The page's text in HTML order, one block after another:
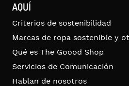
AQUÍ
Criterios de sostenibilidad
Marcas de ropa sostenible y
Qué es The Goood Shop
Servicios de Comunicación
Hablan de nosotros